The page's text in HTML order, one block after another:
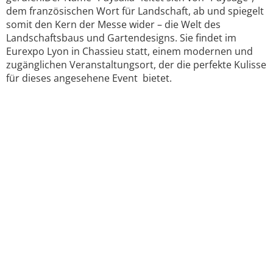
dem französischen Wort für Landschaft, ab und spiegelt
somit den Kern der Messe wider – die Welt des
Landschaftsbaus und Gartendesigns. Sie findet im
Eurexpo Lyon in Chassieu statt, einem modernen und
zugänglichen Veranstaltungsort, der die perfekte Kulisse
für dieses angesehene Event bietet.